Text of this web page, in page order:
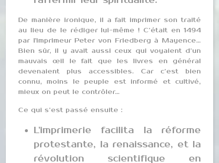
De manière ironique, il a fait imprimer son traité
au lieu de le rédiger lui-même ! C’était en 1494
par l'imprimeur Peter von Friedberg à Mayence…
Bien sûr, il y avait aussi ceux qui voyaient d’un
mauvais œil le fait que les livres en général
devenaient plus accessibles. Car c’est bien
connu, moins le peuple est informé et cultivé,
mieux on peut le contrôler…
Ce qui s’est passé ensuite :
L'imprimerie facilita la réforme
protestante, la renaissance, et la
révolution scientifique en